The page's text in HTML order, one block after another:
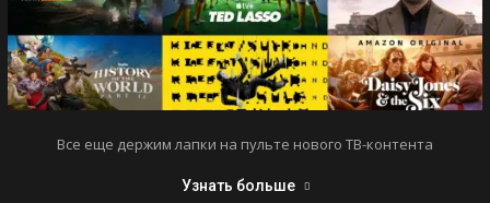
Все еще держим лапки на пульте нового ТВ-контента
Узнать больше